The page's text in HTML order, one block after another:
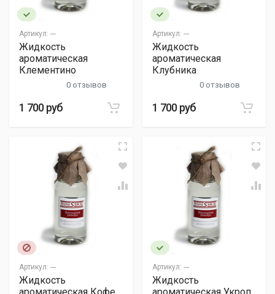
Артикул: ---
Жидкость
ароматическая
Клементино
0 отзывов
1 700 руб
Артикул: ---
Жидкость
ароматическая
Клубника
0 отзывов
1 700 руб
Артикул: ---
Жидкость
Артикул: ---
Жидкость